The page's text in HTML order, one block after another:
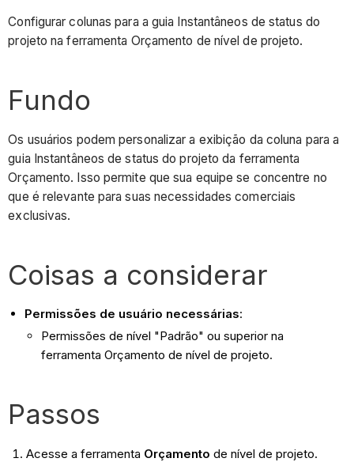
Configurar colunas para a guia Instantâneos de status do
projeto na ferramenta Orçamento de nível de projeto.
Fundo
Os usuários podem personalizar a exibição da coluna para a
guia Instantâneos de status do projeto da ferramenta
Orçamento. Isso permite que sua equipe se concentre no
que é relevante para suas necessidades comerciais
exclusivas.
Coisas a considerar
Permissões de usuário necessárias:
Permissões de nível "Padrão" ou superior na
ferramenta Orçamento de nível de projeto.
Passos
Acesse a ferramenta Orçamento de nível de projeto.